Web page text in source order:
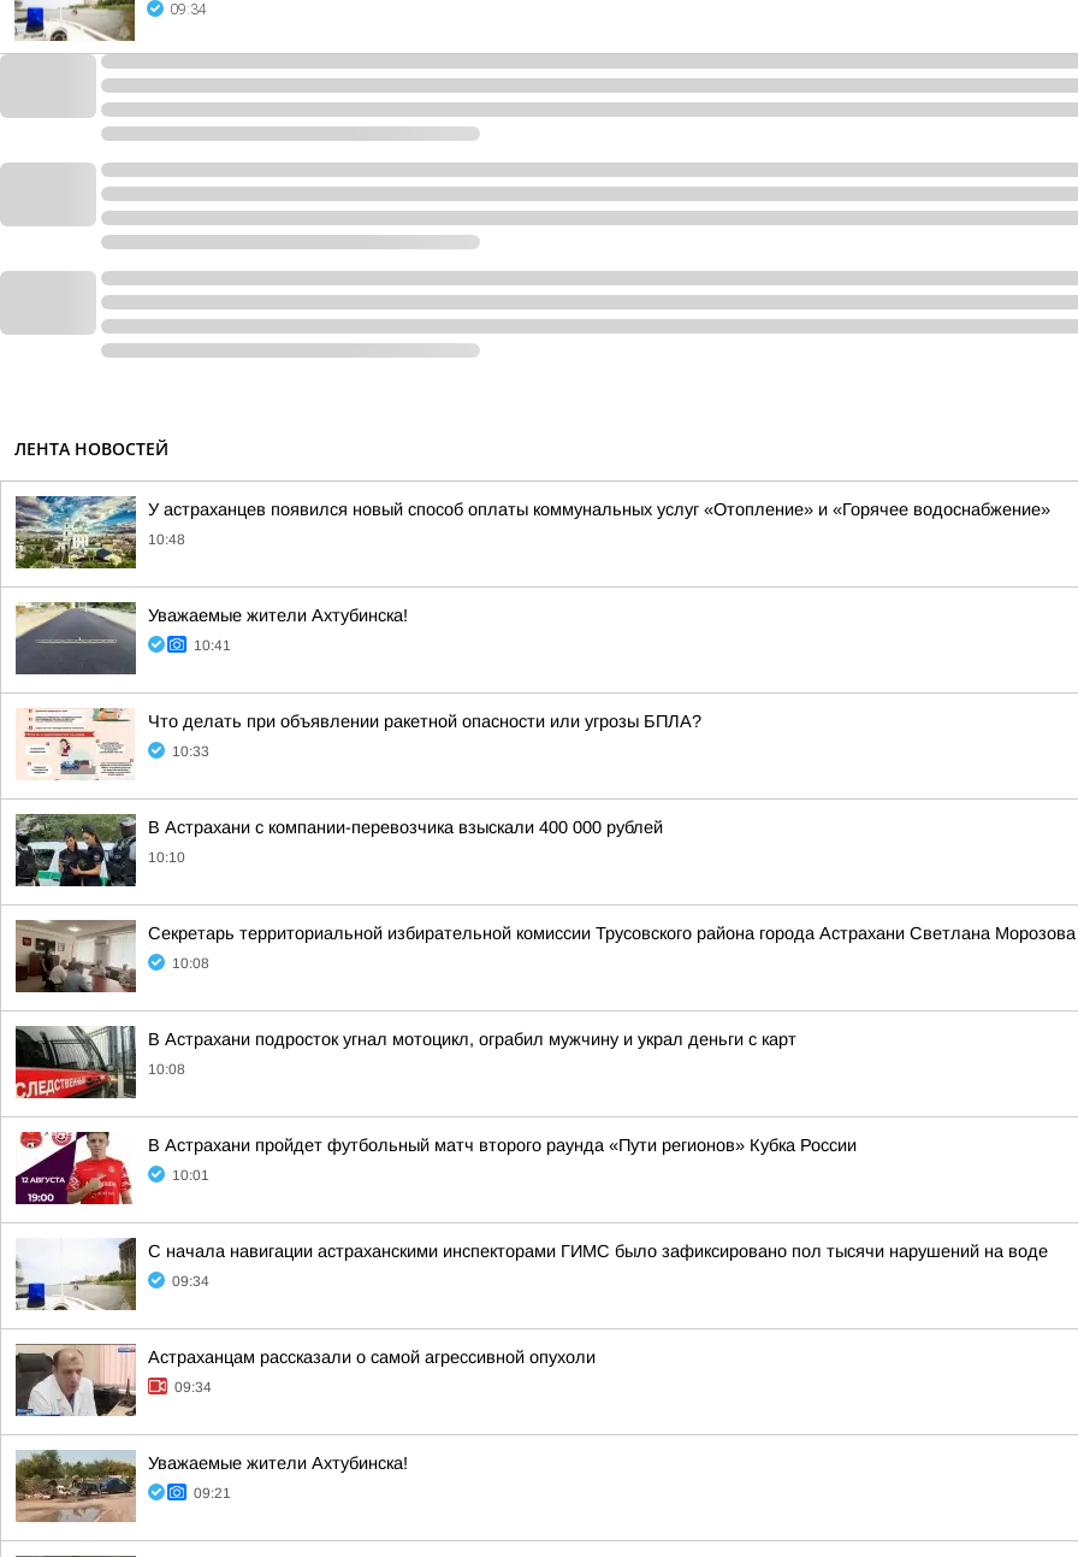
09:34
ЛЕНТА НОВОСТЕЙ
У астраханцев появился новый способ оплаты коммунальных услуг «Отопление» и «Горячее водоснабжение»
10:48
Уважаемые жители Ахтубинска!
10:41
Что делать при объявлении ракетной опасности или угрозы БПЛА?
10:33
В Астрахани с компании-перевозчика взыскали 400 000 рублей
10:10
Секретарь территориальной избирательной комиссии Трусовского района города Астрахани Светлана
10:08
В Астрахани подросток угнал мотоцикл, ограбил мужчину и украл деньги с карт
10:08
В Астрахани пройдет футбольный матч второго раунда «Пути регионов» Кубка России
10:01
С начала навигации астраханскими инспекторами ГИМС было зафиксировано пол тысячи нарушений на воде
09:34
Астраханцам рассказали о самой агрессивной опухоли
09:34
Уважаемые жители Ахтубинска!
09:21